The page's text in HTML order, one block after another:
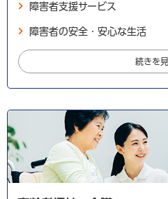
障害者支援サービス
障害者の安全・安心な生活
続きを